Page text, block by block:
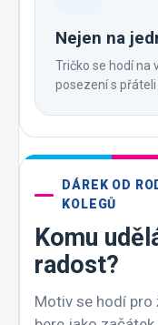
Nejen na
Tričko se hodí na
posezení s
DÁREK OD
KOLEGŮ
Komu
radost?
Motiv se hodí pro